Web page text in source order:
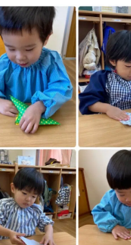
私た
1日の
施設